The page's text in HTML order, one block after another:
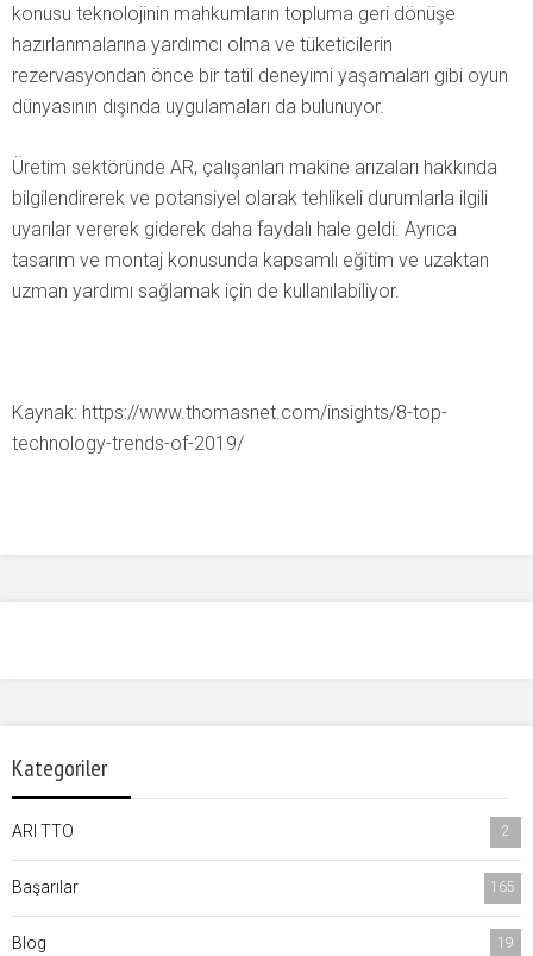
konusu teknolojinin mahkumların topluma geri dönüşe
hazırlanmalarına yardımcı olma ve tüketicilerin
rezervasyondan önce bir tatil deneyimi yaşamaları gibi oyun
dünyasının dışında uygulamaları da bulunuyor.
Üretim sektöründe AR, çalışanları makine arızaları hakkında
bilgilendirerek ve potansiyel olarak tehlikeli durumlarla ilgili
uyarılar vererek giderek daha faydalı hale geldi. Ayrıca
tasarım ve montaj konusunda kapsamlı eğitim ve uzaktan
uzman yardımı sağlamak için de kullanılabiliyor.
Kaynak: https://www.thomasnet.com/insights/8-top-
technology-trends-of-2019/
Kategoriler
ARI TTO 2
Başarılar 165
Blog 19